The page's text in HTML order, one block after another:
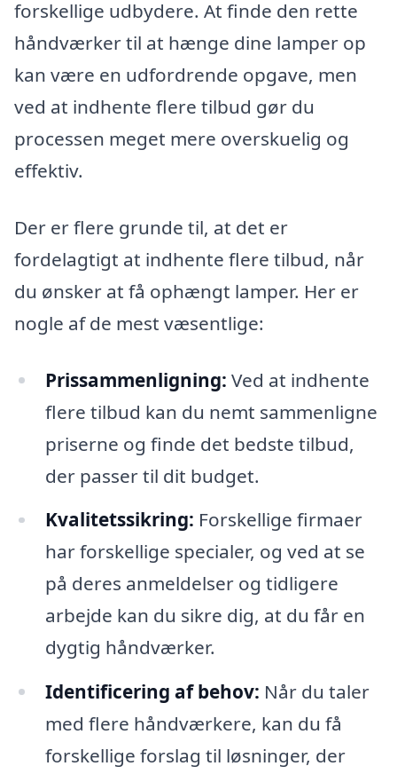
forskellige udbydere. At finde den rette
håndværker til at hænge dine lamper op
kan være en udfordrende opgave, men
ved at indhente flere tilbud gør du
processen meget mere overskuelig og
effektiv.
Der er flere grunde til, at det er
fordelagtigt at indhente flere tilbud, når
du ønsker at få ophængt lamper. Her er
nogle af de mest væsentlige:
Prissammenligning: Ved at indhente
flere tilbud kan du nemt sammenligne
priserne og finde det bedste tilbud,
der passer til dit budget.
Kvalitetssikring: Forskellige firmaer
har forskellige specialer, og ved at se
på deres anmeldelser og tidligere
arbejde kan du sikre dig, at du får en
dygtig håndværker.
Identificering af behov: Når du taler
med flere håndværkere, kan du få
forskellige forslag til løsninger, der